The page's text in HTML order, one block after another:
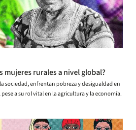
mujeres rurales a nivel global?
sociedad, enfrentan pobreza y desigualdad en
a su rol vital en la agricultura y la economía.